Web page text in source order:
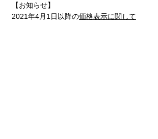
【お知らせ】
2021年4月1日以降の価格表示に関して